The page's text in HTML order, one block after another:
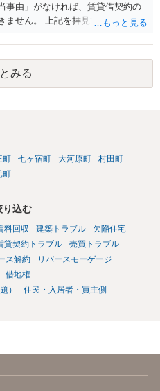
事由」がなければ、賃貸借契約の
ません。 上記を拝見する限り、通
ちに正当事由に当たるとは思えま
向性でよろしいかと存じます。 そ
れば退去には応じる旨交渉をして
賃借人の許可なく無断で賃貸人が
みる
町 七ヶ宿町 大河原町
村田町
町
り込む
料回収 建築トラブル
欠陥住宅
貸契約トラブル
売買トラブル
ス解約
リバースモーゲージ
借地権
）
住民・入居者・買主側